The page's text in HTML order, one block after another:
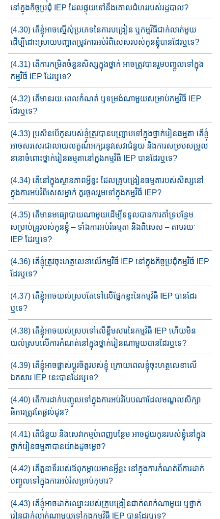
នៅក្នុងកិច្ច​ប្រជុំ​ IEP ដែល​ផ្ទុយ​ទៅ​នឹង​​គោលជំហររបស់​រដ្ឋបាល?
(4.30) តើខ្ញុំអាច​ស្នើសុំ​ប្រភេទ​នៃ​ការបង្រៀន ឬ​កម្មវិធី​ជាក់​លាក់​មួយ
ដើម្បី​ដោះស្រាយ​បញ្ហា​តម្រូវការ​អប់រំពិសេស​របស់កូនខ្ញុំ​បានដែរ​ឬទេ?
(4.31) តើ​ការកម្រិត​ចំនួនសិស្ស​ក្នុងថ្នាក់ ​អាចត្រូវបាន​រួមបញ្ចូល​ទៅក្នុង​
កម្មវិធី​ IEP ដែរឬទេ?
(4.32) តើ​មាន​រយៈពេលកំណត់​ ឬ​ទម្រង់ណាមួយ​សម្រាប់​កម្មវិធី​ IEP
ដែរ​ឬទេ?
(4.33) ប្រសិនបើកូនរបស់ខ្ញុំ​ត្រូវបានបញ្ជ្រាប​ទៅក្នុង​ថ្នាក់រៀន​ធម្មតា​ តើខ្ញុំ​
អាច​សរសេរ​ជាលាយលក្ខណ៍អក្សរ​នូវ​សេវាជំនួយ និង​ការសម្រប​សម្រួ​ល​
នានា​​​ចំពោះ​ថ្នាក់រៀនធម្មតា​​នៅ​ក្នង​កម្មវិធី​ IEP បានដែរឬទេ?
(4.34) តើនៅក្នុងស្ថានភាពអ្វីខ្លះ​ ដែលគ្រូបង្រៀន​ធម្មតា​របស់​សិស្ស​​​នៅ​
ក្នុង​​ការ​​អប់រំពិសេស​ម្នាក់​ គួ​រ​ចូលរួមទៅក្នុង​កម្មវិធី​ IEP?
(4.35) តើមានមធ្យោបាយណាមួយដើម្បីទទួលបានការគាំទ្របន្ថែម
សម្រាប់គ្រូរបស់កូនខ្ញុំ – ទាំងការអប់រំធម្មតា និងពិសេស – តាមរយៈ
IEP ដែរឬទេ?
(4.36) តើ​​ខ្ញុំ​ត្រូវ​ចុះ​ហត្ថលេខា​លើកម្មវិធី IEP នៅក្នុងកិច្ចប្រជុំ​កម្មវិធី​ IEP
ដែរ​​ឬទេ?
(4.37) តើខ្ញុំ​អាច​យល់ស្រប​តែ​ទៅលើផ្នែកខ្លះ​នៃ​កម្មវិធី IEP បាន​ដែរ​
ឬទេ?
(4.38) តើខ្ញុំអាច​យល់ស្របទៅលើខ្លឹមសារ​នៃកម្មវិធី​ IEP ហើយ​មិន​
យល់​ស្រប​​លើ​ការកំណត់​នៅក្នុងថ្នាក់រៀនណាមួយ​បាន​ដែរ​ឬ​ទេ?
(4.39) តើខ្ញុំអាច​ផ្លាស់ប្តូរ​ចិត្ត​របស់ខ្ញុំ​ ក្រោយពេល​ខ្ញុំចុះ​ហត្ថលេខា​លើ​​
ឯកសា​រ​ IEP នេះ​បានដែរឬទេ?
(4.40) តើការដាក់បញ្ចូលទៅក្នុង​ការអប់រំបែប​ណាដែល​មណ្ឌល​សិក្សា​​​
ធិកា​រ​​ត្រូវតែ​ផ្តល់ជូន?
(4.41) តើ​ជំនួយ​ និងសេវាកម្មបំពេញបន្ថែម​​ អាចជួយ​​កូនរបស់ខ្ញុំ​នៅ​ក្នុង​
ថ្នាក់​រៀន​ធម្មតា​បានយ៉ាង​ដូចម្តេច?
(4.42) តើតួនាទី​របស់ឪពុកម្តាយ​មានអ្វីខ្លះ ​នៅក្នុងការ​កំណត់ពី​ការដាក់​
បញ្ចូល​​ទៅក្នុងការអប់រំ​សម្រាប់កុមារ?
(4.43) តើខ្ញុំអាច​ដាក់ឈ្មោះរបស់គ្រូបង្រៀន​ជាក់លាក់ណាមួយ​​ ឬ​ថ្នាក់​​
រៀន​​ជាក់​លាក់ណាមួយទៅក្នុងកម្មវិធី​ IEP បាន​ដែរ​ឬ​ទេ?